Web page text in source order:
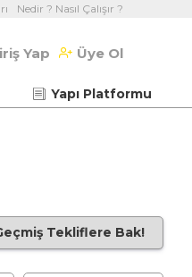
Nedir ? Nasıl Çalışır ?
Yap Üye Ol
Yapı Platformu
Tekliflere Bak!